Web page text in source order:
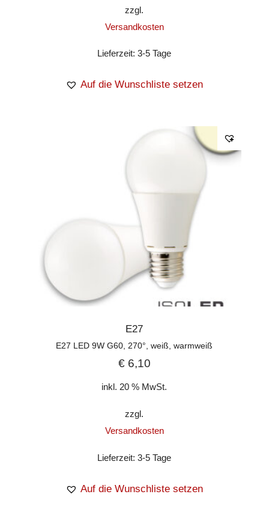
zzgl.
Versandkosten
Lieferzeit:3-5 Tage
Auf die Wunschliste setzen
E27
E27 LED 9W G60, 270°, weiß, warmweiß
€6,10
inkl. 20 % MwSt.
zzgl.
Versandkosten
Lieferzeit:3-5 Tage
Auf die Wunschliste setzen